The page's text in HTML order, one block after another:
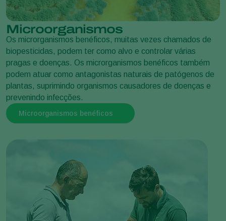
Microorganismos
Os microrganismos benéficos, muitas vezes chamados de
biopesticidas, podem ter como alvo e controlar várias
pragas e doenças. Os microrganismos benéficos também
podem atuar como antagonistas naturais de patógenos de
plantas, suprimindo organismos causadores de doenças e
prevenindo infecções.
Microorganismos benéficos